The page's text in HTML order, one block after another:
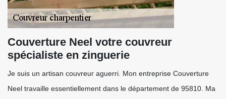
Couverture Neel votre couvreur
spécialiste en zinguerie
Je suis un artisan couvreur aguerri. Mon entreprise Couverture
Neel travaille essentiellement dans le département de 95810. Ma